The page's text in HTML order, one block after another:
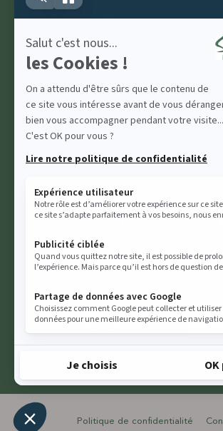
Groupes et séminaires
Séminaires
Groupe adultes et
Groupes scolaires
Comité d’entreprise (CSE)
Mécénat d’entreprise
Partagez avec
Politique de confidentialité